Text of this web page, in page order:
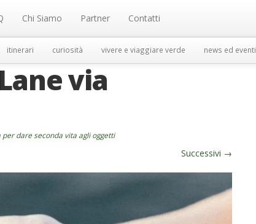
Chi Siamo Partner Contatti
itinerari curiosità vivere e viaggiare verde news ed eventi
via
dare seconda vita agli oggetti
Successivi →